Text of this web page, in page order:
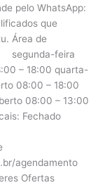
pelo WhatsApp:
que
Área de
segunda-feira
– 18:00 quarta-
08:00 – 18:00
08:00 – 13:00
Fechado
agendamento
Ofertas